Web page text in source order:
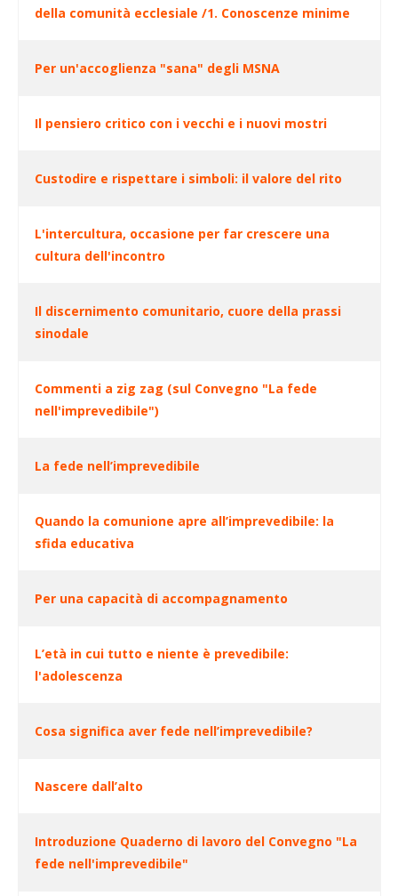
della comunità ecclesiale /1. Conoscenze minime
Per un'accoglienza "sana" degli MSNA
Il pensiero critico con i vecchi e i nuovi mostri
Custodire e rispettare i simboli: il valore del rito
L'intercultura, occasione per far crescere una
cultura dell'incontro
Il discernimento comunitario, cuore della prassi
sinodale
Commenti a zig zag (sul Convegno "La fede
nell'imprevedibile")
La fede nell’imprevedibile
Quando la comunione apre all’imprevedibile: la
sfida educativa
Per una capacità di accompagnamento
L’età in cui tutto e niente è prevedibile:
l'adolescenza
Cosa significa aver fede nell’imprevedibile?
Nascere dall’alto
Introduzione Quaderno di lavoro del Convegno "La
fede nell'imprevedibile"